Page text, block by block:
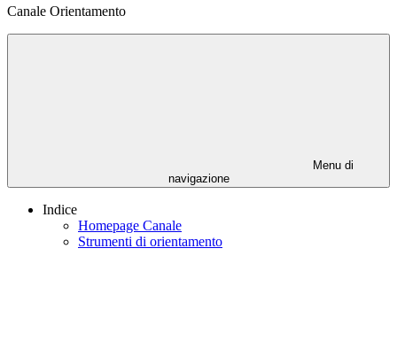
Canale Orientamento
Menu di
navigazione
Indice
Homepage Canale
Strumenti di orientamento